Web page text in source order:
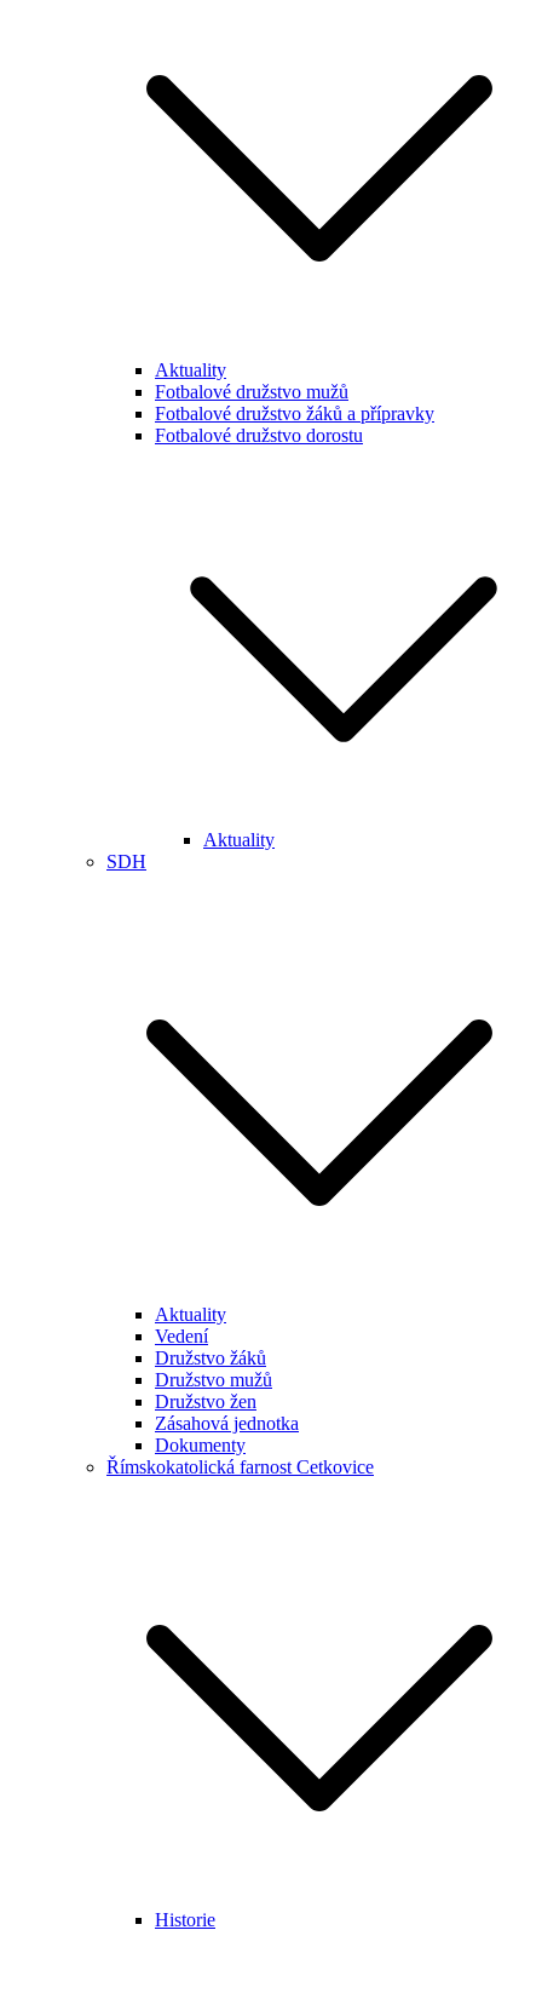
Aktuality
Fotbalové družstvo mužů
Fotbalové družstvo žáků a přípravky
Fotbalové družstvo dorostu
Aktuality
SDH
Aktuality
Vedení
Družstvo žáků
Družstvo mužů
Družstvo žen
Zásahová jednotka
Dokumenty
Římskokatolická farnost Cetkovice
Historie